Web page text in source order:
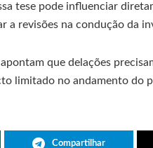
tese pode influenciar
a revisões na condução da
que delações
limitado no andamento do
Compartilhar